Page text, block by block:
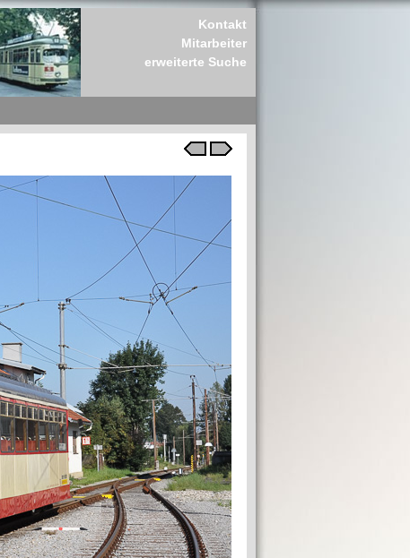
Kontakt
Mitarbeiter
erweiterte Suche